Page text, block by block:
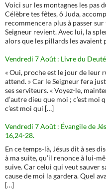
Voici sur les montagnes les pas
Célèbre tes fêtes, ô Juda,
recommencera plus à passer
Seigneur revient. Avec lui, la
alors que les pillards les avaient
Vendredi 7 Août : Livre du
« Oui, proche est le jour de leur
attend. » Car le Seigneur fera
ses serviteurs. « Voyez-le,
d’autre dieu que moi ; c’est moi
c’est moi qui […]
Vendredi 7 Août : Évangile de
16,24-28.
En ce temps-là, Jésus dit à ses
à ma suite, qu’il renonce à lui-
suive. Car celui qui veut sauver
cause de moi la gardera. Quel
[…]